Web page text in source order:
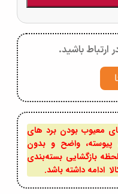
ارتباط باشید.
معیوب بودن برد های
پیوسته، واضح و بدون
بازگشایی بسته‌بندی
ادامه داشته باشد.